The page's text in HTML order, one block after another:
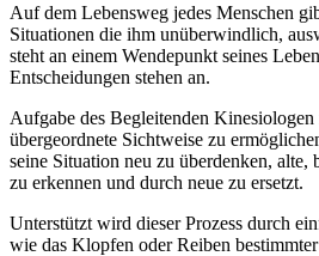
Auf dem Lebensweg jedes Menschen
Situationen die ihm unüberwindlich,
steht an einem Wendepunkt seines
Entscheidungen stehen an.
Aufgabe des Begleitenden
übergeordnete Sichtweise zu
seine Situation neu zu überdenken, alte,
zu erkennen und durch neue zu ersetzt.
Unterstützt wird dieser Prozess durch
wie das Klopfen oder Reiben